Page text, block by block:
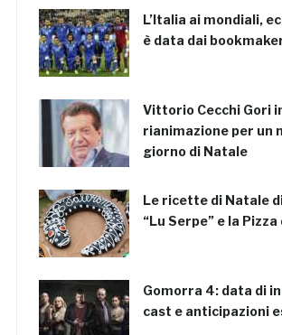
L’Italia ai mondiali,
è data dai
Vittorio Cecchi Gori
rianimazione per un
giorno di Natale
Le ricette di Natale
“Lu Serpe” e la
Gomorra 4: data di
cast e anticipazioni